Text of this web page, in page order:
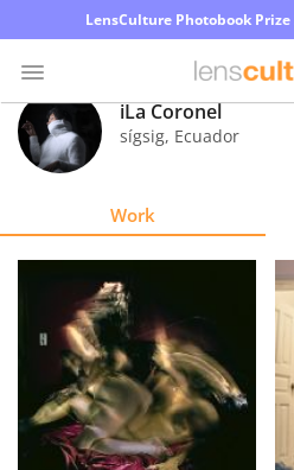
LensCulture Photobook
Photo
Contest
Learn
About
iLa Coronel
sígsig, Ecuador
Work